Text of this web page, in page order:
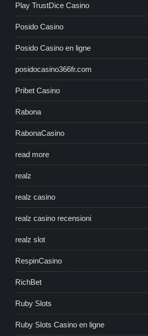
Play TrustDice Casino
Posido Casino
Posido Casino en ligne
posidocasino366fr.com
Pribet Casino
Rabona
RabonaCasino
read more
realz
realz casino
realz casino recensioni
realz slot
RespinCasino
RichBet
Ruby Slots
Ruby Slots Casino en ligne